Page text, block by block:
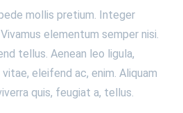
mollis pretium. Integer
elementum semper nisi.
tellus. Aenean leo ligula,
eleifend ac, enim. Aliquam
quis, feugiat a, tellus.